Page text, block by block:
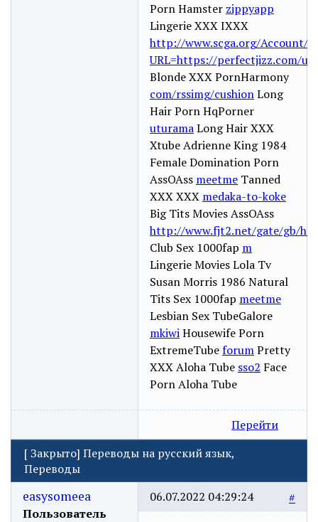
Porn Hamster zippyapp
Lingerie XXX IXXX
http://www.scga.org/Account/
URL=https://perfectjizz.com/
Blonde XXX PornHarmony
com/rssimg/cushionLong
Hair Porn HqPorner
uturamaLong Hair XXX
Xtube Adrienne King 1984
Female Domination Porn
AssOAss meetme Tanned
XXX XXX medaka-to-koke
Big Tits Movies AssOAss
http://www.fjt2.net/gate/gb/
Club Sex 1000fap m
Lingerie Movies Lola Tv
Susan Morris 1986 Natural
Tits Sex 1000fap meetme
Lesbian Sex TubeGalore
mkiwiHousewife Porn
ExtremeTubeforumPretty
XXX Aloha Tube sso2 Face
Porn Aloha Tube
Перейти
[Закрыто] Переводы на русский язык,
Переводы
easysomeea
Пользователь
#
06.07.2022 04:29:24